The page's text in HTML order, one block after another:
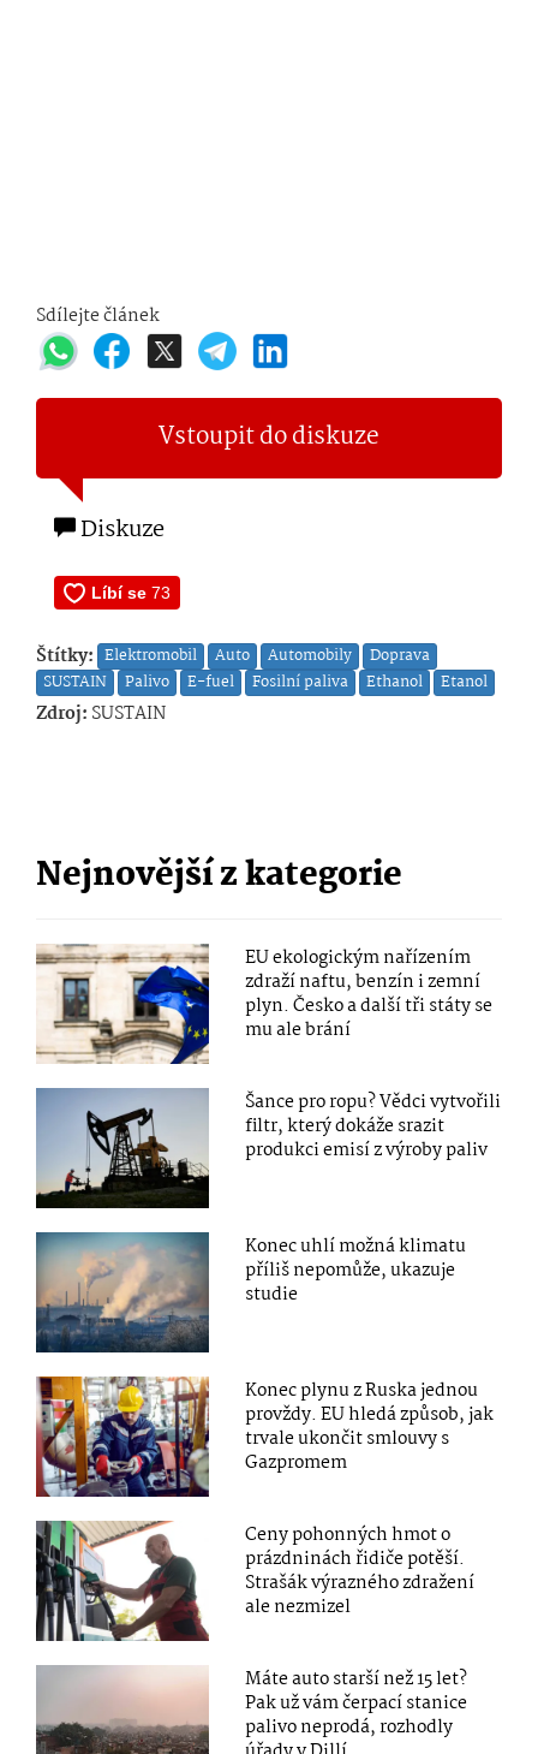
Sdílejte článek
Vstoupit do diskuze
Diskuze
Štítky: Elektromobil Auto Automobily
Doprava
SUSTAIN
Palivo E-fuel Fosilní paliva Ethanol Etanol
Zdroj: SUSTAIN
Nejnovější z kategorie
EU ekologickým nařízením
zdraží naftu, benzín i zemní
plyn. Česko a další tři státy se
mu ale brání
Šance pro ropu? Vědci vytvořili
filtr, který dokáže srazit
produkci emisí z výroby paliv
Konec uhlí možná klimatu
příliš nepomůže, ukazuje
studie
Konec plynu z Ruska jednou
provždy. EU hledá způsob, jak
trvale ukončit smlouvy s
Gazpromem
Ceny pohonných hmot o
prázdninách řidiče potěší.
Strašák výrazného zdražení
ale nezmizel
Máte auto starší než 15 let?
Pak už vám čerpací stanice
palivo neprodá, rozhodly